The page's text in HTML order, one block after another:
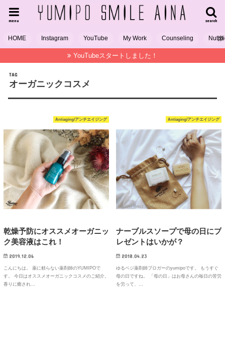
search
menu
HOME Instagram YouTube My Work Counseling
YouTubeスタートしました！
TAG
オーガニックコスメ
Antiaging/アンチエイジング
乾燥予防にオススメオーガニッ
ク美容液はこれ！
2019.12.06
こんにちは。 薬に頼らない薬剤師のYUMIPOで
す。 今日はオススメオーガニックコスメのご紹介。
香りに癒され…
Antiaging/アンチエイジング
ナーブルスソープで母の日にプ
レゼントはいかが？
2018.04.23
ゆるベジ薬剤師ブロガーのyumipoです。 もうすぐ
母の日ですね。 「母の日」はお母さんの毎日の苦労
を労って、…